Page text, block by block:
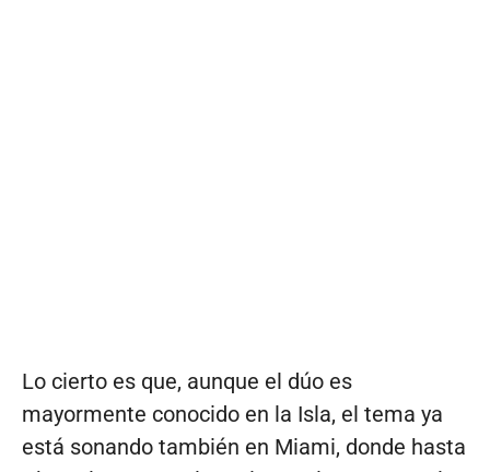
Lo cierto es que, aunque el dúo es
mayormente conocido en la Isla, el tema ya
está sonando también en Miami, donde hasta